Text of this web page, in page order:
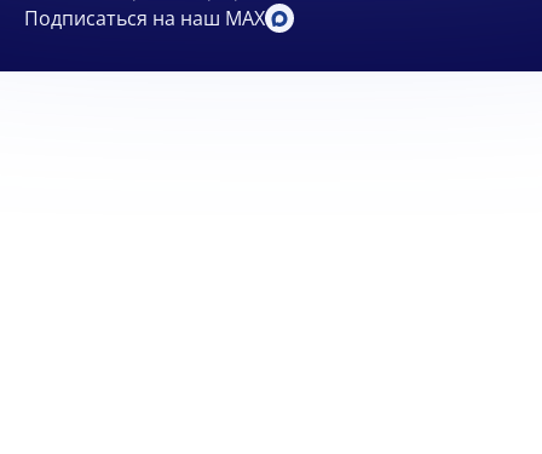
Подписаться на наш MAX